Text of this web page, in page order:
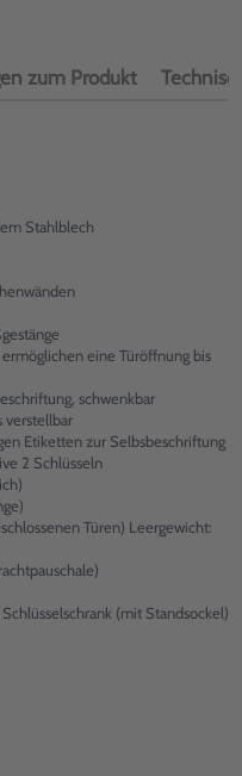
zum Produkt
Stahlblech
eine Türöffnung bis
schwenkbar
verstellbar
Etiketten zur Selbsbeschriftung
2 Schlüsseln
Türen) Leergewicht:
(mit Standsockel)